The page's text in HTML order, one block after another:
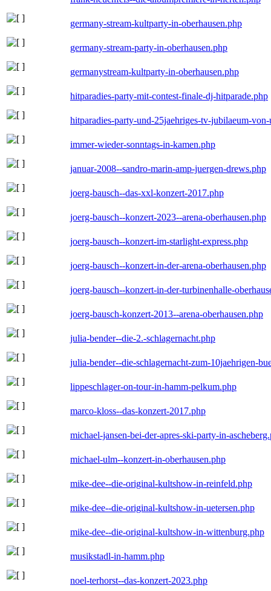
germany-stream-kultparty-in-oberhausen.php
germany-stream-party-in-oberhausen.php
germanystream-kultparty-in-oberhausen.php
hitparadies-party-mit-contest-finale-dj-hitparade.php
hitparadies-party-und-25jaehriges-tv-jubilaeum-
immer-wieder-sonntags-in-kamen.php
januar-2008--sandro-marin-amp-juergen-drews.php
joerg-bausch--das-xxl-konzert-2017.php
joerg-bausch--konzert-2023--arena-oberhausen.php
joerg-bausch--konzert-im-starlight-express.php
joerg-bausch--konzert-in-der-arena-oberhausen.php
joerg-bausch--konzert-in-der-turbinenhalle-
joerg-bausch-konzert-2013--arena-oberhausen.php
julia-bender--die-2.-schlagernacht.php
julia-bender--die-schlagernacht-zum-10jaehrigen-
lippeschlager-on-tour-in-hamm-pelkum.php
marco-kloss--das-konzert-2017.php
michael-jansen-bei-der-apres-ski-party-in-
michael-ulm--konzert-in-oberhausen.php
mike-dee--die-original-kultshow-in-reinfeld.php
mike-dee--die-original-kultshow-in-uetersen.php
mike-dee--die-original-kultshow-in-wittenburg.php
musikstadl-in-hamm.php
noel-terhorst--das-konzert-2023.php